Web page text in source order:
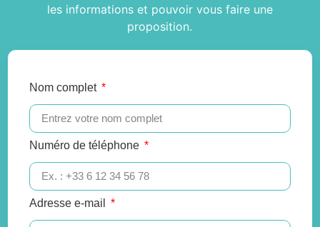
les informations et pouvoir vous faire une
proposition.
Nom complet
Numéro de téléphone
Adresse e-mail